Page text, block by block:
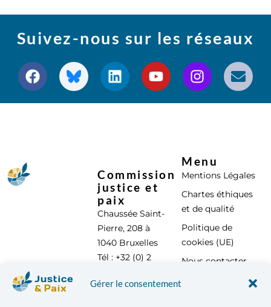
Gérer le consentement
Suivez-nous sur les réseaux
Commission
justice et
paix
Chaussée Saint-
Pierre, 208 à
1040 Bruxelles
Tél : +32 (0) 2
info@justicepaix.be
Menu
Mentions Légales
Chartes éthiques
et de qualité
Politique de
cookies (UE)
Nous contacter